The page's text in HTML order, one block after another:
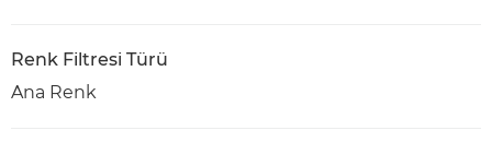
Renk Filtresi Türü
Ana Renk